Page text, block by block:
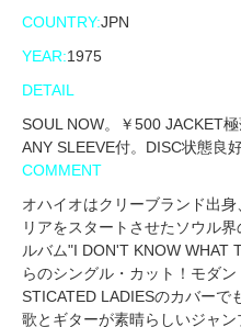
COUNTRY:JPN
YEAR:1975
DETAIL
SOUL NOW。￥500 JACKET
ANY SLEEVE付。DISC状態良好
COMMENT
オハイオはクリーブランド出
リアをスタートさせたソウル
ルバム"I DON'T KNOW WHAT
らのシングル・カット！モダ
STICATED LADIESのカバーで
歌とギターが素晴らしいジャ